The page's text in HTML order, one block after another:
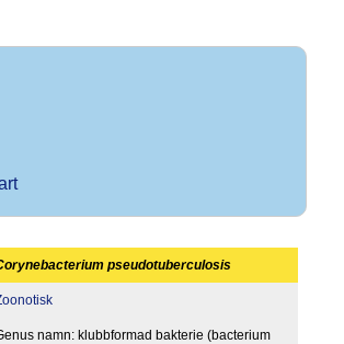
pseudotuberculosis
namn: klubbformad bakterie (bacterium